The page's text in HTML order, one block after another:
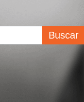
Buscar